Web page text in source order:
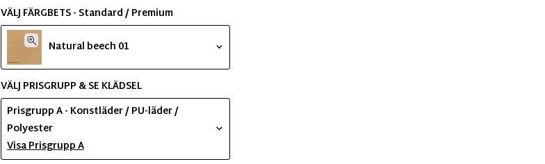
VÄLJ FÄRGBETS - Standard / Premium
Natural beech 01
VÄLJ PRISGRUPP & SE KLÄDSEL
Prisgrupp A - Konstläder / PU-läder /
Polyester
Visa Prisgrupp A